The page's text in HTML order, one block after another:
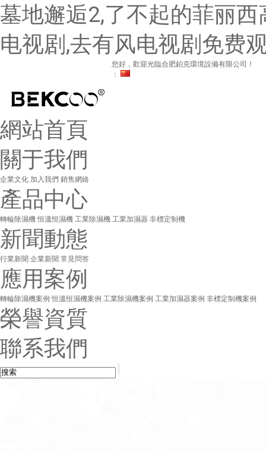
墓地邂逅2,了不起的菲丽
电视剧,去有风电视剧免费
您好，歡迎光臨合肥鉑克環境設備有限公司！
：
網站首頁
關于我們
企業文化 加入我們 銷售網絡
產品中心
轉輪除濕機 恒溫恒濕機 工業除濕機 工業加濕器 非標定制機
新聞動態
行業新聞 企業新聞 常見問答
應用案例
轉輪除濕機案例 恒溫恒濕機案例 工業除濕機案例 工業加濕器案例 非標定制機案例
榮譽資質
聯系我們